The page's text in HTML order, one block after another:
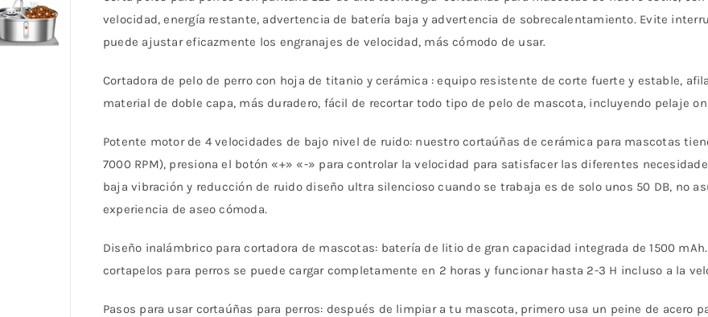
velocidad, energía restante, advertencia de batería baja y advertencia de sobrecalentamiento. Evite
puede ajustar eficazmente los engranajes de velocidad, más cómodo de usar.
Cortadora de pelo de perro con hoja de titanio y cerámica : equipo resistente de corte fuerte y estable,
material de doble capa, más duradero, fácil de recortar todo tipo de pelo de mascota, incluyendo pelaje
Potente motor de 4 velocidades de bajo nivel de ruido: nuestro cortaúñas de cerámica para mascotas
7000 RPM), presiona el botón «+» «-» para controlar la velocidad para satisfacer las diferentes
baja vibración y reducción de ruido diseño ultra silencioso cuando se trabaja es de solo unos 50 DB, no
experiencia de aseo cómoda.
Diseño inalámbrico para cortadora de mascotas: batería de litio de gran capacidad integrada de 1500
cortapelos para perros se puede cargar completamente en 2 horas y funcionar hasta 2-3 H incluso a la
Pasos para usar cortaúñas para perros: después de limpiar a tu mascota, primero usa un peine de acero